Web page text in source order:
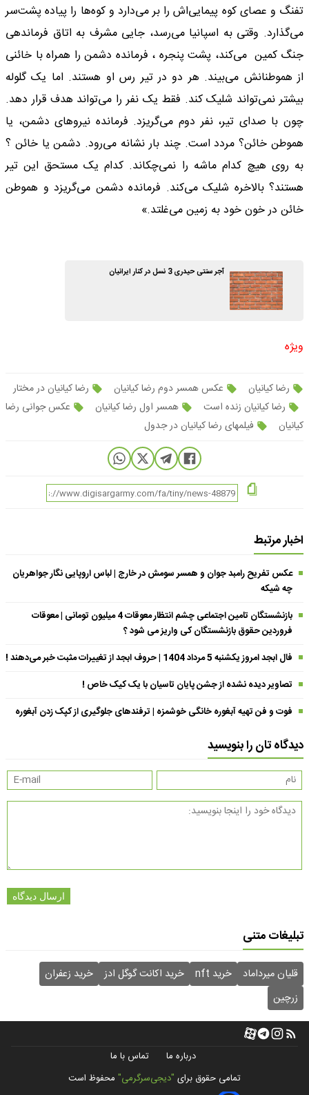
تفنگ و عصای کوه پیمایی‌اش را بر می‌دارد و کوه‌ها را پیاده پشت‌سر
می‌گذارد. وقتی به اسپانیا می‌رسد، جایی مشرف به اتاق فرماندهی
جنگ کمین می‌کند، پشت پنجره ، فرمانده دشمن را همراه با خائنی
از هموطنانش می‌بیند. هر دو در تیر رس او هستند. اما یک گلوله
بیشتر نمی‌تواند شلیک کند. فقط یک نفر را می‌تواند هدف قرار دهد.
چون با صدای تیر، نفر دوم می‌گریزد. فرمانده نیروهای دشمن، یا
هموطن خائن؟ مردد است. چند بار نشانه می‌رود. دشمن یا خائن ؟
به روی هیچ کدام ماشه را نمی‌چکاند. کدام یک مستحق این تیر
هستند؟ بالاخره شلیک می‌کند. فرمانده دشمن می‌گریزد و هموطن
خائن در خون خود به زمین می‌غلتد.»
آجر سنتی حیدری 3 نسل در کنار ایرانیان
ویژه
رضا کیانیان عکس همسر دوم رضا کیانیان
رضا کیانیان در مختار
رضا کیانیان زنده است
همسر اول رضا کیانیان
عکس جوانی رضا
کیانیان
فیلمهای رضا کیانیان در جدول
اخبار مرتبط
عکس تفریح رامبد جوان و همسر سومش در خارج | لباس اروپایی نگار جواهریان
چه شیکه
بازنشستگان تامین اجتماعی چشم انتظار معوقات 4 میلیون تومانی | معوقات
فروردین حقوق بازنشستگان کی واریز می شود ؟
فال ابجد امروز یکشنبه 5 مرداد 1404 | حروف ابجد از تغییرات مثبت خبر می‌دهند !
تصاویر دیده نشده از جشن پایان تاسیان با یک کیک خاص !
فوت و فن تهیه آبغوره خانگی خوشمزه | ترفندهای جلوگیری از کپک زدن آبغوره
دیدگاه تان را بنویسید
ارسال دیدگاه
تبلیغات متنی
قلیان میرداماد خرید nft خرید اکانت گوگل ادز
خرید زعفران
زرچین
درباره ما
تماس با ما
تمامی حقوق برای "دیجی‌سرگرمی" محفوظ است